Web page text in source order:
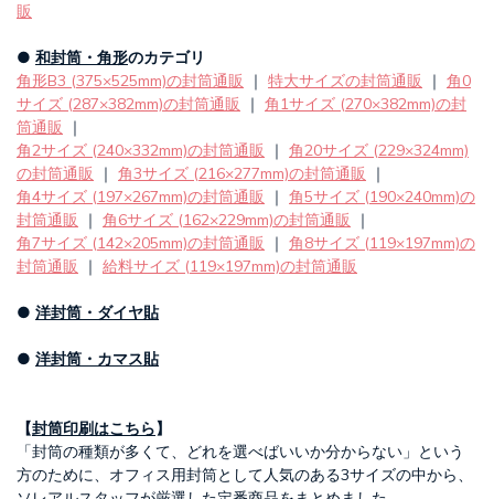
販
● 和封筒・角形のカテゴリ
角形B3 (375×525mm)の封筒通販
｜ 特大サイズの封筒通販 ｜ 角0
サイズ (287×382mm)の封筒通販
｜ 角1サイズ (270×382mm)の封
筒通販
｜
角2サイズ (240×332mm)の封筒通販
｜ 角20サイズ (229×324mm)
の封筒通販
｜ 角3サイズ (216×277mm)の封筒通販
｜
角4サイズ (197×267mm)の封筒通販
｜ 角5サイズ (190×240mm)の
封筒通販
｜ 角6サイズ (162×229mm)の封筒通販
｜
角7サイズ (142×205mm)の封筒通販
｜ 角8サイズ (119×197mm)の
封筒通販
｜ 給料サイズ (119×197mm)の封筒通販
● 洋封筒・ダイヤ貼
● 洋封筒・カマス貼
【封筒印刷はこちら】
「封筒の種類が多くて、どれを選べばいいか分からない」という
方のために、オフィス用封筒として人気のある3サイズの中から、